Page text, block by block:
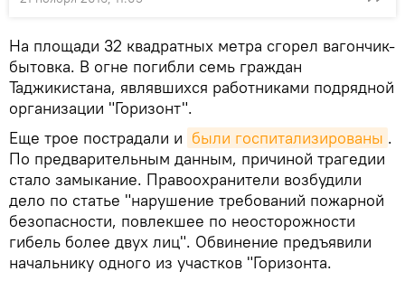
На площади 32 квадратных метра сгорел вагончик-
бытовка. В огне погибли семь граждан
Таджикистана, являвшихся работниками подрядной
организации "Горизонт".
Еще трое пострадали и были госпитализированы .
По предварительным данным, причиной трагедии
стало замыкание. Правоохранители возбудили
дело по статье "нарушение требований пожарной
безопасности, повлекшее по неосторожности
гибель более двух лиц". Обвинение предъявили
начальнику одного из участков "Горизонта.